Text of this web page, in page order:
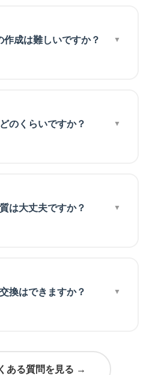
作成は難しいですか？
のくらいですか？
は大丈夫ですか？
換はできますか？
ある質問を見る →